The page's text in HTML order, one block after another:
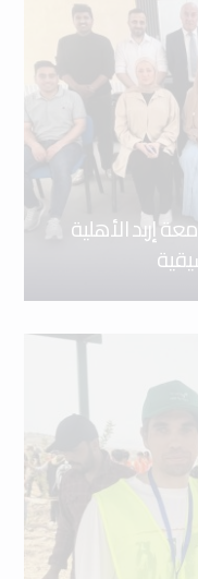
إربد الأهلية